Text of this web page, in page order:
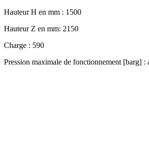
Hauteur H en mm : 1500
Hauteur Z en mm: 2150
Charge : 590
Pression maximale de fonctionnement [barg] :